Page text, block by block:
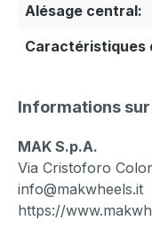
Alésage central:
Caractéristiques
Informations
MAK S.p.A.
Via Cristoforo
info@makwheels.it
https://